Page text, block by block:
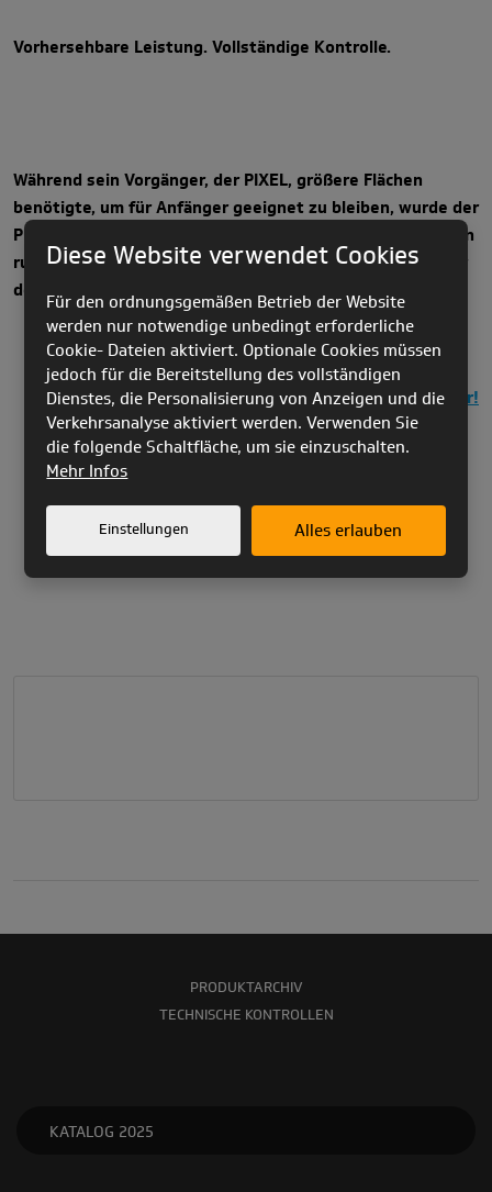
Vorhersehbare Leistung. Vollständige Kontrolle.
Während sein Vorgänger, der PIXEL, größere Flächen
benötigte, um für Anfänger geeignet zu bleiben, wurde der
PUZZLE von Grund auf neu entwickelt. Das Ergebnis ist ein
ruhiger, stabiler und unglaublich zuverlässiger Partner für
deine Speedflights.
Entdecken Sie PUZZLE hier!
PRODUKTARCHIV
TECHNISCHE KONTROLLEN
KATALOG 2025
Diese Website verwendet Cookies
Für den ordnungsgemäßen Betrieb der Website
werden nur notwendige unbedingt erforderliche
Cookie- Dateien aktiviert. Optionale Cookies müssen
jedoch für die Bereitstellung des vollständigen
Dienstes, die Personalisierung von Anzeigen und die
Verkehrsanalyse aktiviert werden. Verwenden Sie
die folgende Schaltfläche, um sie einzuschalten.
Mehr Infos
Einstellungen Alles erlauben